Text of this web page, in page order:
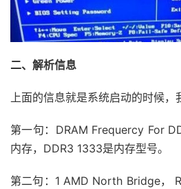
二、解析信息
上面的信息就是系统启动的时候，
第一句：DRAM Frequercy For
内存，DDR3 1333是内存型号。
第二句：1 AMD North Bridge，